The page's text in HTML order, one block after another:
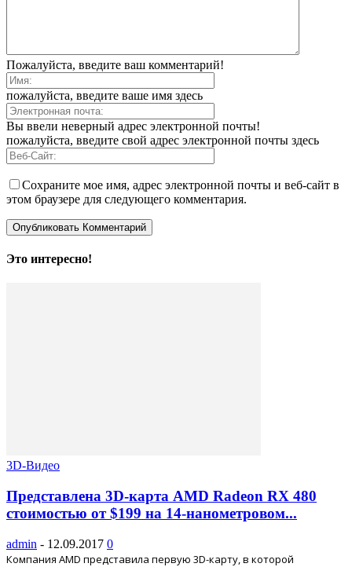
Пожалуйста, введите ваш комментарий!
пожалуйста, введите ваше имя здесь
Вы ввели неверный адрес электронной почты!
пожалуйста, введите свой адрес электронной почты здесь
Сохраните мое имя, адрес электронной почты и веб-сайт в
этом браузере для следующего комментария.
Это интересно!
3D-Видео
Представлена 3D-карта AMD Radeon RX 480
стоимостью от $199 на 14-нанометровом...
admin - 12.09.2017 0
Компания AMD представила первую 3D-карту, в которой